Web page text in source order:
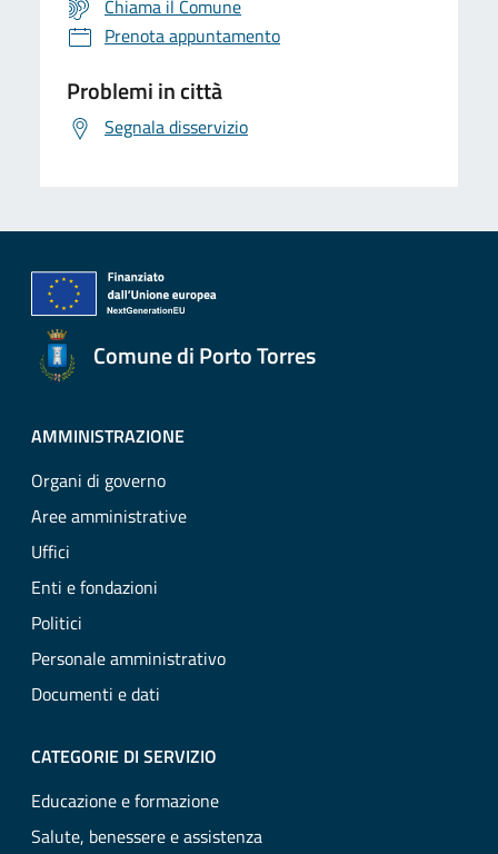
Chiama il Comune
Prenota appuntamento
Problemi in città
Segnala disservizio
Comune di Porto Torres
AMMINISTRAZIONE
Organi di governo
Aree amministrative
Uffici
Enti e fondazioni
Politici
Personale amministrativo
Documenti e dati
CATEGORIE DI SERVIZIO
Educazione e formazione
Salute, benessere e assistenza